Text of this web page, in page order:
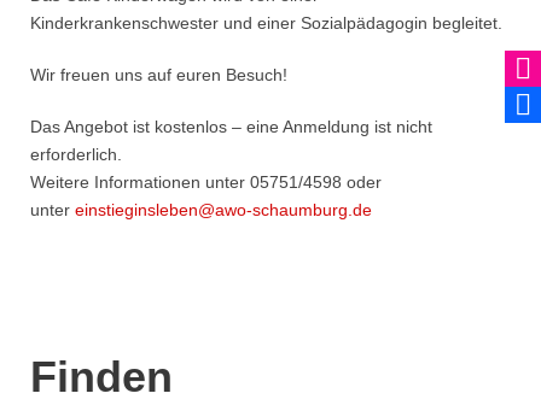
Kinderkrankenschwester und einer Sozialpädagogin begleitet.
Wir freuen uns auf euren Besuch!
Das Angebot ist kostenlos – eine Anmeldung ist nicht
erforderlich.
Weitere Informationen unter 05751/4598 oder
unter einstieginsleben@awo-schaumburg.de
Finden